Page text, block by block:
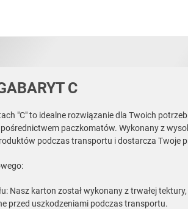
C
"C" to idealne rozwiązanie dla Twoich
paczkomatów. Wykonany z
podczas transportu i dostarcza Twoje
Nasz karton został wykonany z trwałej
przed uszkodzeniami podczas transportu.